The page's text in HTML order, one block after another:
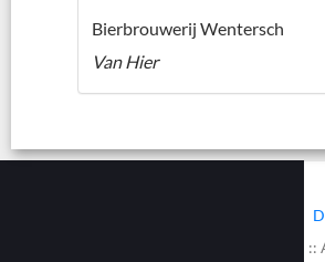
Bierbrouwerij Wentersch
Van Hier
© 2002 - 2026 :: www.bieretiketten.nl ::